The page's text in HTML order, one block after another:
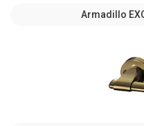
Armadillo